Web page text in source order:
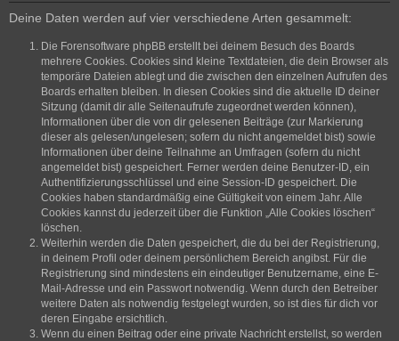
Deine Daten werden auf vier verschiedene Arten gesammelt:
Die Forensoftware phpBB erstellt bei deinem Besuch des Boards
mehrere Cookies. Cookies sind kleine Textdateien, die dein Browser als
temporäre Dateien ablegt und die zwischen den einzelnen Aufrufen des
Boards erhalten bleiben. In diesen Cookies sind die aktuelle ID deiner
Sitzung (damit dir alle Seitenaufrufe zugeordnet werden können),
Informationen über die von dir gelesenen Beiträge (zur Markierung
dieser als gelesen/ungelesen; sofern du nicht angemeldet bist) sowie
Informationen über deine Teilnahme an Umfragen (sofern du nicht
angemeldet bist) gespeichert. Ferner werden deine Benutzer-ID, ein
Authentifizierungsschlüssel und eine Session-ID gespeichert. Die
Cookies haben standardmäßig eine Gültigkeit von einem Jahr. Alle
Cookies kannst du jederzeit über die Funktion „Alle Cookies löschen“
löschen.
Weiterhin werden die Daten gespeichert, die du bei der Registrierung,
in deinem Profil oder deinem persönlichem Bereich angibst. Für die
Registrierung sind mindestens ein eindeutiger Benutzername, eine E-
Mail-Adresse und ein Passwort notwendig. Wenn durch den Betreiber
weitere Daten als notwendig festgelegt wurden, so ist dies für dich vor
deren Eingabe ersichtlich.
Wenn du einen Beitrag oder eine private Nachricht erstellst, so werden